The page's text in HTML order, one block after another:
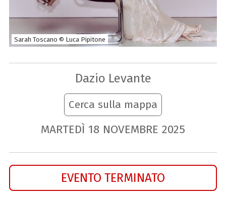
Sarah Toscano © Luca Pipitone
Dazio Levante
Cerca sulla mappa
MARTEDÌ 18 NOVEMBRE 2025
EVENTO TERMINATO